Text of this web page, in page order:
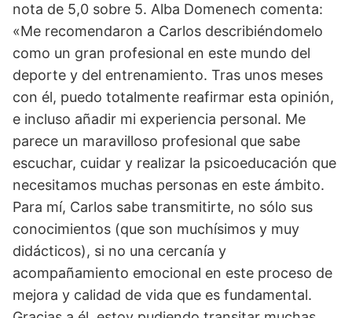
nota de 5,0 sobre 5. Alba Domenech comenta:
«Me recomendaron a Carlos describiéndomelo
como un gran profesional en este mundo del
deporte y del entrenamiento. Tras unos meses
con él, puedo totalmente reafirmar esta opinión,
e incluso añadir mi experiencia personal. Me
parece un maravilloso profesional que sabe
escuchar, cuidar y realizar la psicoeducación que
necesitamos muchas personas en este ámbito.
Para mí, Carlos sabe transmitirte, no sólo sus
conocimientos (que son muchísimos y muy
didácticos), si no una cercanía y
acompañamiento emocional en este proceso de
mejora y calidad de vida que es fundamental.